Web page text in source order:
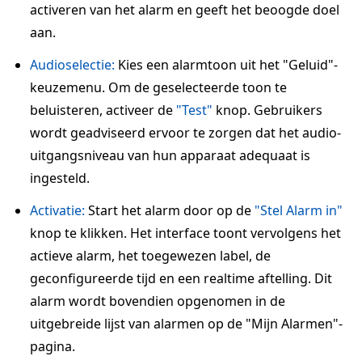
activeren van het alarm en geeft het beoogde doel
aan.
Audioselectie: Kies een alarmtoon uit het "Geluid"-
keuzemenu. Om de geselecteerde toon te
beluisteren, activeer de "Test" knop. Gebruikers
wordt geadviseerd ervoor te zorgen dat het audio-
uitgangsniveau van hun apparaat adequaat is
ingesteld.
Activatie: Start het alarm door op de "Stel Alarm in"
knop te klikken. Het interface toont vervolgens het
actieve alarm, het toegewezen label, de
geconfigureerde tijd en een realtime aftelling. Dit
alarm wordt bovendien opgenomen in de
uitgebreide lijst van alarmen op de "Mijn Alarmen"-
pagina.